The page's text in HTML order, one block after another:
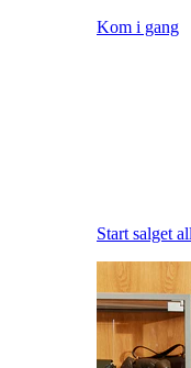
Kom i gang
Start salget